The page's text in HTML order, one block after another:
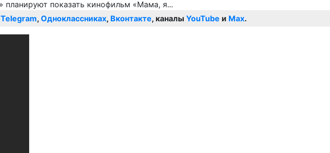
Telegram, Одноклассниках, Вконтакте, каналы YouTube и Max.